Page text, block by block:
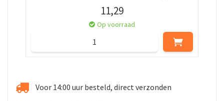
11,29
Op voorraad
Voor 14:00 uur besteld, direct verzonden